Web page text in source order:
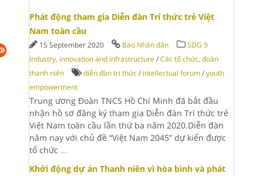
Phát động tham gia Diễn đàn Trí thức trẻ Việt
Nam toàn cầu
15 September 2020 Báo Nhân dân
SDG 9
Industry, innovation and infrastructure /Các tổ chức, đoàn
thanh niên
diễn đàn tri thức / intellectual forum /youth
empowerment
Trung ương Đoàn TNCS Hồ Chí Minh đã bắt đầu
nhận hồ sơ đăng ký tham gia Diễn đàn Trí thức trẻ
Việt Nam toàn cầu lần thứ ba năm 2020.Diễn đàn
năm nay với chủ đề “Việt Nam 2045” dự kiến được
tổ chức ...
Khởi động dự án Thanh niên vì hòa bình và phát